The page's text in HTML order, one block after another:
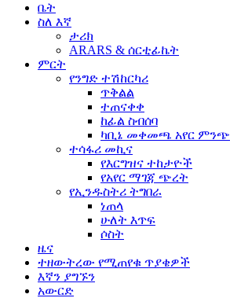
ቤት
ስለ እኛ
ታሪክ
ARARS & ሰርቲፊኬት
ምርት
የንግድ ተሽከርካሪ
ጥቅልል
ተጠናቀቀ
ከፊል ስብሰባ
ካቢኔ መቀመጫ አየር ምንጭ
ተሳፋሪ መኪና
የእርግዝና ተከታዮች
የአየር ማገጃ ጭረት
የኢንዱስትሪ ትግበራ
ነጠላ
ሁለት እጥፍ
ሶስት
ዜና
ተዘውትረው የሚጠየቁ ጥያቄዎች
እኛን ያግኙን
አውርድ